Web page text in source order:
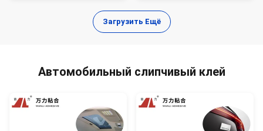
Загрузить Ещё
Автомобильный слипчивый клей